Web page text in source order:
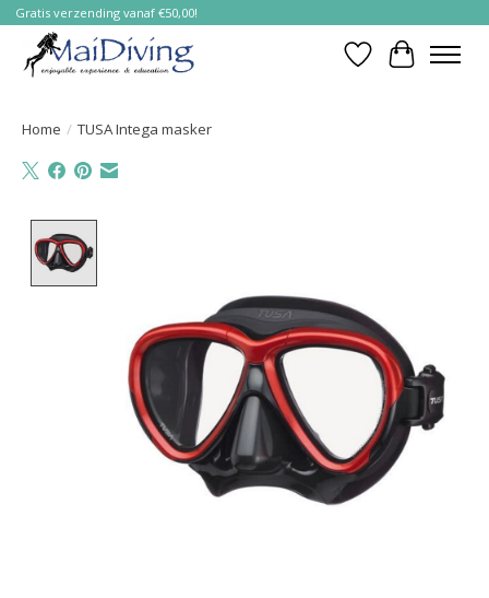
Gratis verzending vanaf €50,00!
Verlanglijst
Home / TUSA Intega masker